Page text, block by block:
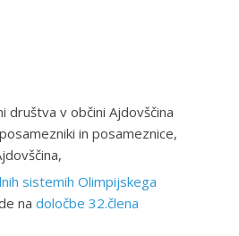
društva v občini Ajdovščina
in posameznice,
sistemih Olimpijskega
na določbe 32.člena